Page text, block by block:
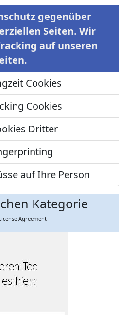
gegenüber
Seiten. Wir
auf unseren
Cookies
Cookies
Dritter
auf Ihre Person
Kategorie
Agreement